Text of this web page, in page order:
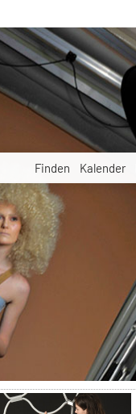
Finden Kalender